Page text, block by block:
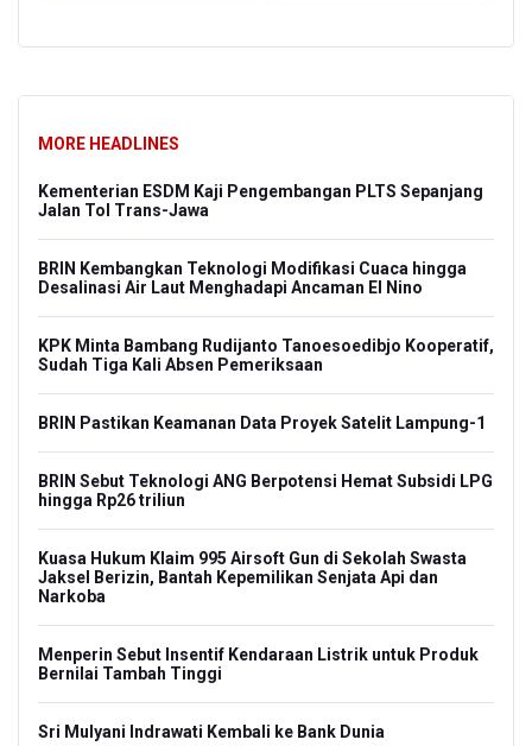
MORE HEADLINES
Kementerian ESDM Kaji Pengembangan PLTS Sepanjang
Jalan Tol Trans-Jawa
BRIN Kembangkan Teknologi Modifikasi Cuaca hingga
Desalinasi Air Laut Menghadapi Ancaman El Nino
KPK Minta Bambang Rudijanto Tanoesoedibjo Kooperatif,
Sudah Tiga Kali Absen Pemeriksaan
BRIN Pastikan Keamanan Data Proyek Satelit Lampung-1
BRIN Sebut Teknologi ANG Berpotensi Hemat Subsidi LPG
hingga Rp26 triliun
Kuasa Hukum Klaim 995 Airsoft Gun di Sekolah Swasta
Jaksel Berizin, Bantah Kepemilikan Senjata Api dan
Narkoba
Menperin Sebut Insentif Kendaraan Listrik untuk Produk
Bernilai Tambah Tinggi
Sri Mulyani Indrawati Kembali ke Bank Dunia